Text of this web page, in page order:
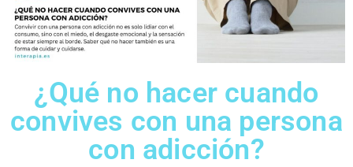
¿Qué no hacer cuando
convives con una persona
con adicción?